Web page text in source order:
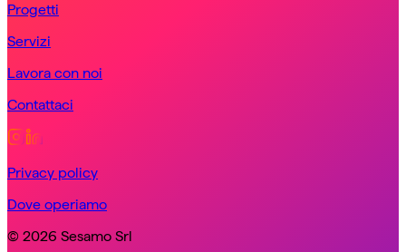
Progetti
Servizi
Lavora con noi
Contattaci
Privacy policy
Dove operiamo
© 2026 Sesamo Srl